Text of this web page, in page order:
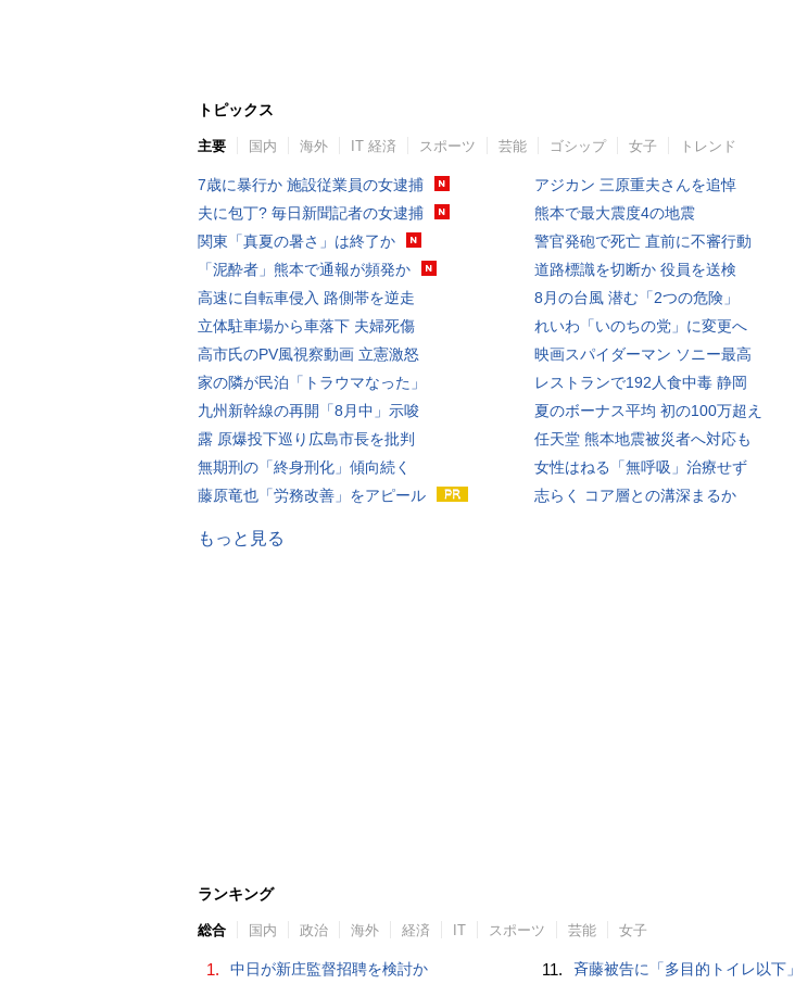
トピックス
主要 国内 海外 IT 経済 スポーツ 芸能 ゴシップ 女子 トレンド
7歳に暴行か 施設従業員の女逮捕
夫に包丁? 毎日新聞記者の女逮捕
関東「真夏の暑さ」は終了か
「泥酔者」熊本で通報が頻発か
高速に自転車侵入 路側帯を逆走
立体駐車場から車落下 夫婦死傷
高市氏のPV風視察動画 立憲激怒
家の隣が民泊「トラウマなった」
九州新幹線の再開「8月中」示唆
露 原爆投下巡り広島市長を批判
無期刑の「終身刑化」傾向続く
藤原竜也「労務改善」をアピール
アジカン 三原重夫さんを追悼
熊本で最大震度4の地震
警官発砲で死亡 直前に不審行動
道路標識を切断か 役員を送検
8月の台風 潜む「2つの危険」
れいわ「いのちの党」に変更へ
映画スパイダーマン ソニー最高
レストランで192人食中毒 静岡
夏のボーナス平均 初の100万超え
任天堂 熊本地震被災者へ対応も
女性はねる「無呼吸」治療せず
志らく コア層との溝深まるか
もっと見る
ランキング
総合 国内 政治 海外 経済 IT スポーツ 芸能 女子
1. 中日が新庄監督招聘を検討か 11. 斉藤被告に「多目的トイレ以下」